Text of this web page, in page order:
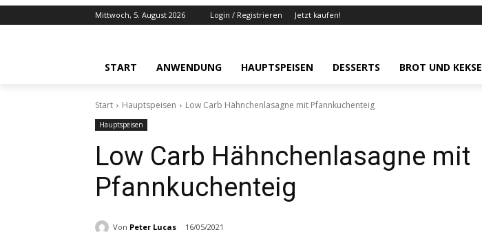
Mittwoch, 5. August 2026 Login / Registrieren Jetzt kaufen!
START ANWENDUNG HAUPTSPEISEN DESSERTS BROT UND KEKSE
Start Hauptspeisen Low Carb Hähnchenlasagne mit Pfannkuchenteig
Hauptspeisen
Low Carb Hähnchenlasagne mit
Pfannkuchenteig
Von Peter Lucas 16/05/2021